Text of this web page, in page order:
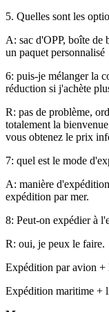
5. Quelles sont les
A: sac d'OPP, boîte de
un paquet personnalisé
6: puis-je mélanger la
réduction si j'achète
R: pas de problème,
totalement la
vous obtenez le prix
7: quel est le mode
A: manière d'expédition
expédition par mer.
8: Peut-on expédier à
R: oui, je peux le faire.
Expédition par avion +
Expédition maritime +